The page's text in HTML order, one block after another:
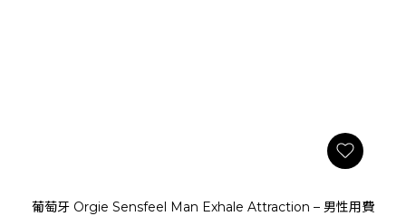
葡萄牙 Orgie Sensfeel Man Exhale Attraction – 男性用費